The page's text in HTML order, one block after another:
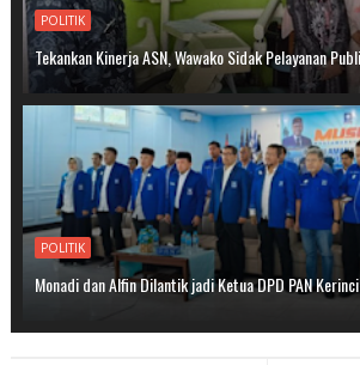
POLITIK
Tekankan Kinerja ASN, Wawako Sidak Pelayanan
POLITIK
Monadi dan Alfin Dilantik jadi Ketua DPD PAN